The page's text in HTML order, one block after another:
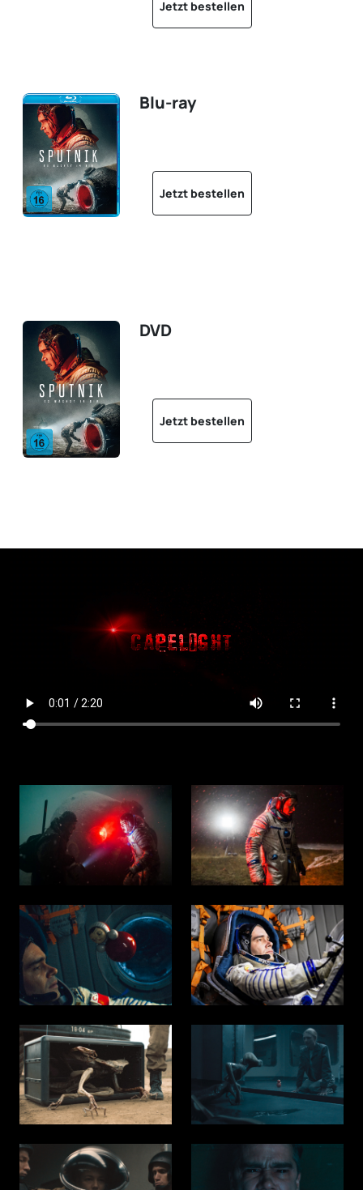
Jetzt bestellen
Blu-ray
Jetzt bestellen
DVD
Jetzt bestellen